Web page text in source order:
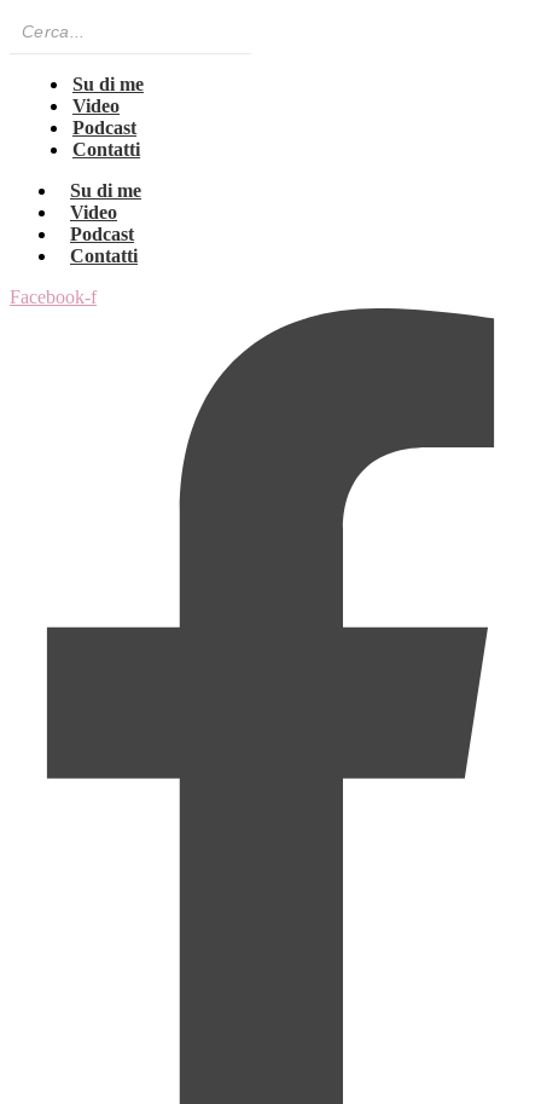
Su di me
Video
Podcast
Contatti
Su di me
Video
Podcast
Contatti
Facebook-f